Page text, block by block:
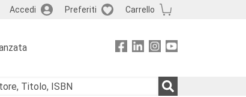
Accedi Preferiti Carrello